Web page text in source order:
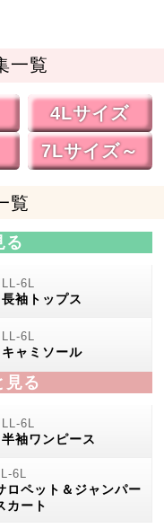
一覧
4Lサイズ
7Lサイズ～
覧
る
長袖トップス
キャミソール
見る
半袖ワンピース
ロペット＆ジャンパー
カート